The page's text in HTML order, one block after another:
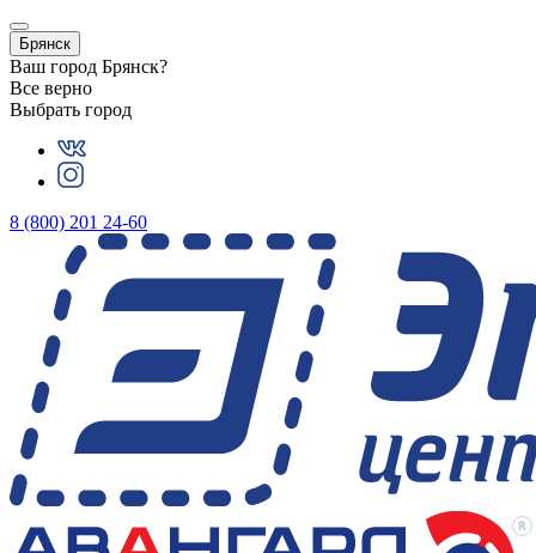
Брянск
Ваш город Брянск?
Все верно
Выбрать город
8 (800) 201 24-60